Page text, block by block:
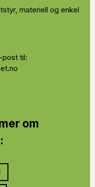
materiell og enkel
post til:
om